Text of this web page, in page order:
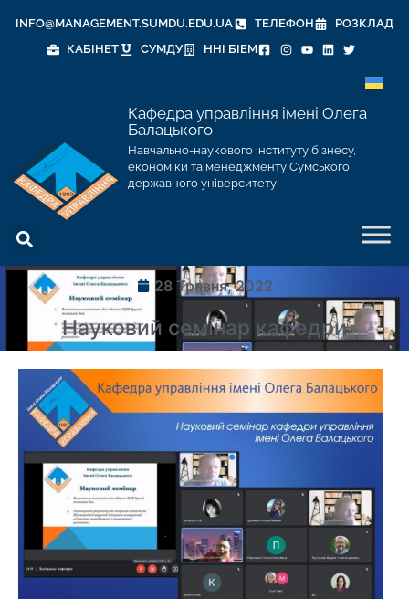
INFO@MANAGEMENT.SUMDU.EDU.UA ТЕЛЕФОН
РОЗКЛАД
КАБІНЕТ
СУМДУ ННІ БІЕМ
Кафедра управління імені Олега
Балацького
Навчально-наукового інституту бізнесу,
економіки та менеджменту Сумського
державного університету
28 Травня, 2022
Науковий семінар кафедри